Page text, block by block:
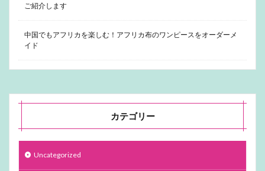
ご紹介します
中国でもアフリカを楽しむ！アフリカ布のワンピースをオーダーメ
イド
カテゴリー
Uncategorized